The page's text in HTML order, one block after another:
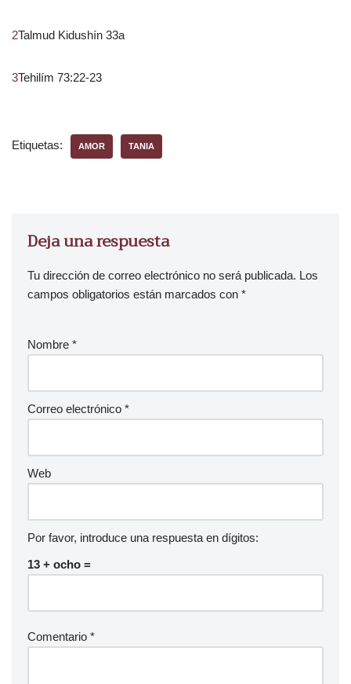
2Talmud Kidushín 33a
3Tehilím 73:22-23
Etiquetas: AMOR TANIA
Deja una respuesta
Tu dirección de correo electrónico no será publicada. Los
campos obligatorios están marcados con *
Nombre *
Correo electrónico *
Web
Por favor, introduce una respuesta en dígitos:
13 + ocho =
Comentario *